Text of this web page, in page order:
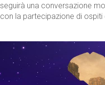
seguirà una conversazione
con la partecipazione di